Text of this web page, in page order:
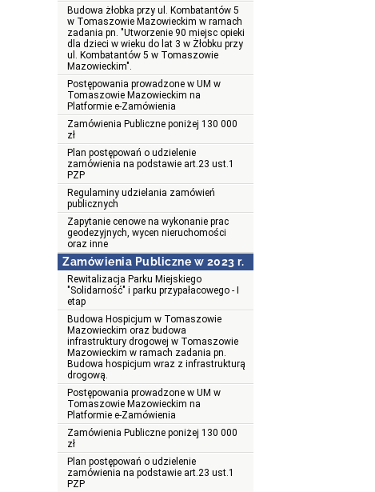
Budowa żłobka przy ul. Kombatantów 5
w Tomaszowie Mazowieckim w ramach
zadania pn. "Utworzenie 90 miejsc opieki
dla dzieci w wieku do lat 3 w Żłobku przy
ul. Kombatantów 5 w Tomaszowie
Mazowieckim".
Postępowania prowadzone w UM w
Tomaszowie Mazowieckim na
Platformie e-Zamówienia
Zamówienia Publiczne poniżej 130 000
zł
Plan postępowań o udzielenie
zamówienia na podstawie art.23 ust.1
PZP
Regulaminy udzielania zamówień
publicznych
Zapytanie cenowe na wykonanie prac
geodezyjnych, wycen nieruchomości
oraz inne
Zamówienia Publiczne w 2023 r.
Rewitalizacja Parku Miejskiego
"Solidarność" i parku przypałacowego - I
etap
Budowa Hospicjum w Tomaszowie
Mazowieckim oraz budowa
infrastruktury drogowej w Tomaszowie
Mazowieckim w ramach zadania pn.
Budowa hospicjum wraz z infrastrukturą
drogową.
Postępowania prowadzone w UM w
Tomaszowie Mazowieckim na
Platformie e-Zamówienia
Zamówienia Publiczne poniżej 130 000
zł
Plan postępowań o udzielenie
zamówienia na podstawie art.23 ust.1
PZP